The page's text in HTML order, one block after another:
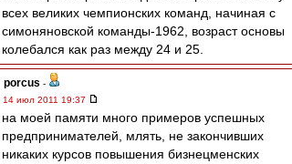
всех великих чемпионских команд, начиная с
симоняновской команды-1962, возраст основы
колебался как раз между 24 и 25.
porcus -
14 июл 2011 19:37
на моей памяти много примеров успешных
предпринимателей, млять, не закончивших
никаких курсов повышения бизнецменских